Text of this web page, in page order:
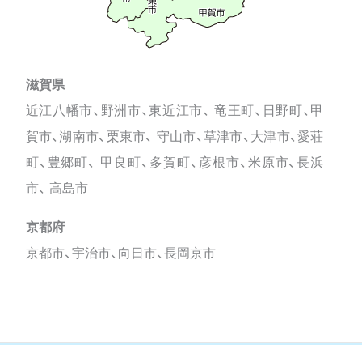
滋賀県
近江八幡市、野洲市、東近江市、 竜王町、日野町、甲
賀市、湖南市、栗東市、 守山市、草津市、大津市、愛荘
町、豊郷町、 甲良町、多賀町、彦根市、米原市、長浜
市、 高島市
京都府
京都市、宇治市、向日市、長岡京市